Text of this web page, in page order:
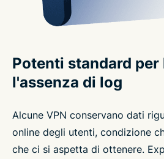
Potenti standard per
l'assenza di log
Alcune VPN conservano dati
online degli utenti, condizione
che ci si aspetta di ottenere.